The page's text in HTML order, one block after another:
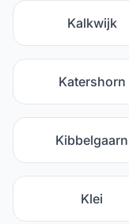
Kalkwijk
Katershorn
Kibbelgaarn
Klei